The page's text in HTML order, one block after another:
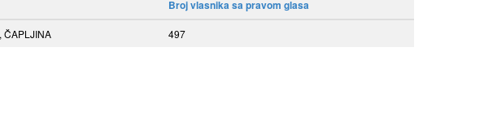
Broj vlasnika sa pravom glasa
ČAPLJINA 497